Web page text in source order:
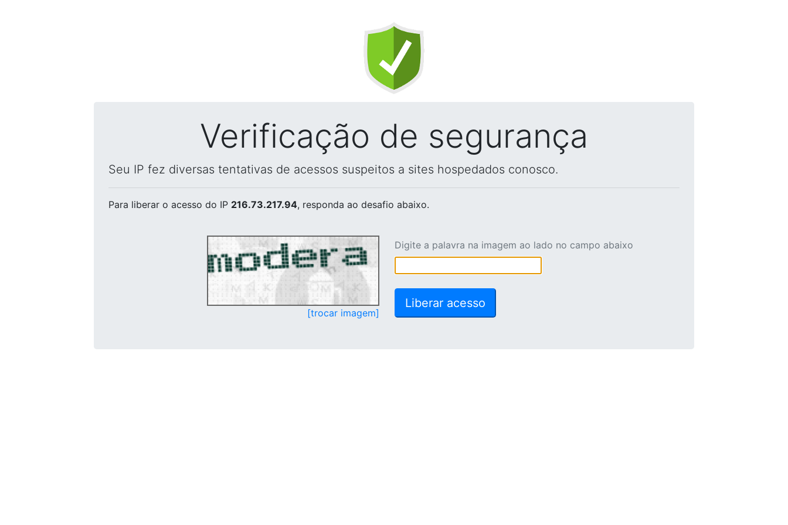
Verificação de segurança
Seu IP fez diversas tentativas de acessos suspeitos a sites hospedados conosco.
Para liberar o acesso do IP 216.73.217.94, responda ao desafio abaixo.
[trocar imagem]
Digite a palavra na imagem ao lado no campo abaixo